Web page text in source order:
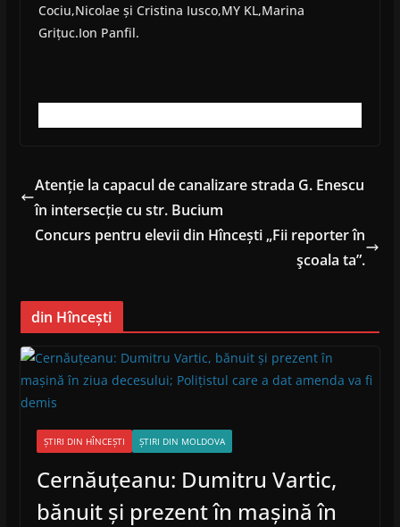
Cociu,Nicolae și Cristina Iusco,MY KL,Marina
Grițuc.Ion Panfil.
Atenție la capacul de canalizare strada G. Enescu
în intersecție cu str. Bucium
Concurs pentru elevii din Hîncești „Fii reporter în
şcoala ta”.
din Hîncești
ȘTIRI DIN HÎNCEȘTI ȘTIRI DIN MOLDOVA
Cernăuțeanu: Dumitru Vartic,
bănuit și prezent în mașină în